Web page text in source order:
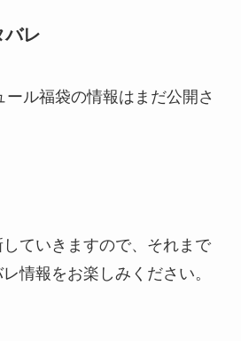
バレ
ル福袋の情報はまだ公開さ
ていきますので、それまで
情報をお楽しみください。